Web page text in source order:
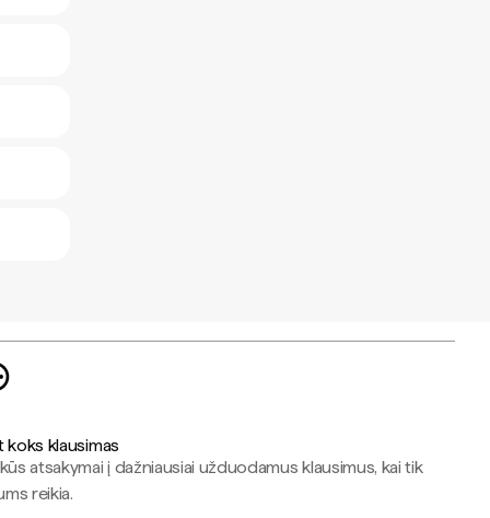
koks klausimas
atsakymai į dažniausiai užduodamus klausimus, kai tik
reikia.